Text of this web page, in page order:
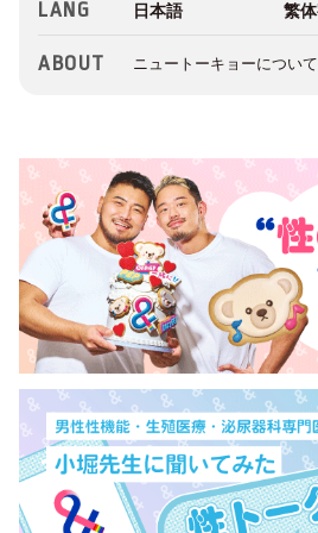
LANG
ABOUT ニュートーキョーについて